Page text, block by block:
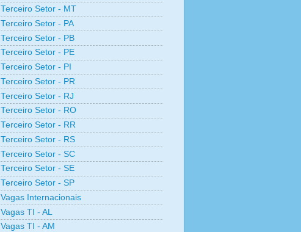
Terceiro Setor - MT
Terceiro Setor - PA
Terceiro Setor - PB
Terceiro Setor - PE
Terceiro Setor - PI
Terceiro Setor - PR
Terceiro Setor - RJ
Terceiro Setor - RO
Terceiro Setor - RR
Terceiro Setor - RS
Terceiro Setor - SC
Terceiro Setor - SE
Terceiro Setor - SP
Vagas Internacionais
Vagas TI - AL
Vagas TI - AM